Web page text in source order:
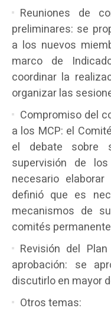
Reuniones de
preliminares: se
a los nuevos
marco de
coordinar la
organizar las
Compromiso del
a los MCP: el
el debate sobre
supervisión de
necesario
definió que es
mecanismos de
comités
Revisión del
aprobación: se
discutirlo en mayor
Otros temas: